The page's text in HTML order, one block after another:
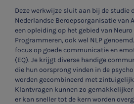
Deze werkwijze sluit aan bij de studie
Nederlandse Beroepsorganisatie van
een opleiding op het gebied van
Programmeren, ook wel NLP
focus op goede communicatie en
(EQ). Je krijgt diverse handige
die hun oorsprong vinden in de
worden gecombineerd met
Klantvragen kunnen zo
er kan sneller tot de kern worden